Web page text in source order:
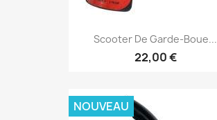
Scooter De Garde-Boue...
22,00 €
NOUVEAU